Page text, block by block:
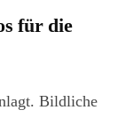
für die
Bildliche